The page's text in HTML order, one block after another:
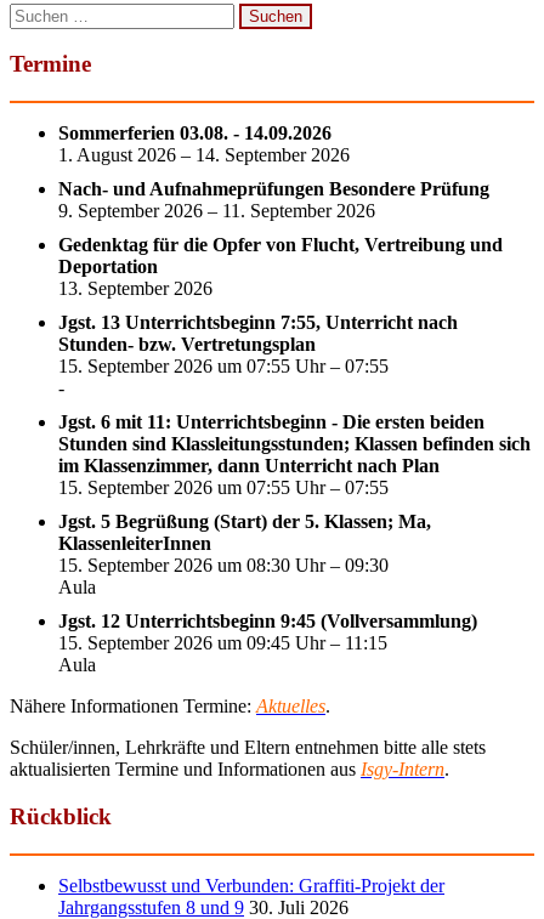
Suchen
nach:
Termine
Sommerferien 03.08. - 14.09.2026
1. August 2026 – 14. September 2026
Nach- und Aufnahmeprüfungen Besondere Prüfung
9. September 2026 – 11. September 2026
Gedenktag für die Opfer von Flucht, Vertreibung und
Deportation
13. September 2026
Jgst. 13 Unterrichtsbeginn 7:55, Unterricht nach
Stunden- bzw. Vertretungsplan
15. September 2026 um 07:55 Uhr – 07:55
-
Jgst. 6 mit 11: Unterrichtsbeginn - Die ersten beiden
Stunden sind Klassleitungsstunden; Klassen befinden sich
im Klassenzimmer, dann Unterricht nach Plan
15. September 2026 um 07:55 Uhr – 07:55
Jgst. 5 Begrüßung (Start) der 5. Klassen; Ma,
KlassenleiterInnen
15. September 2026 um 08:30 Uhr – 09:30
Aula
Jgst. 12 Unterrichtsbeginn 9:45 (Vollversammlung)
15. September 2026 um 09:45 Uhr – 11:15
Aula
Nähere Informationen Termine: Aktuelles.
Schüler/innen, Lehrkräfte und Eltern entnehmen bitte alle stets
aktualisierten Termine und Informationen aus Isgy-Intern.
Rückblick
Selbstbewusst und Verbunden: Graffiti-Projekt der
Jahrgangsstufen 8 und 9 30. Juli 2026